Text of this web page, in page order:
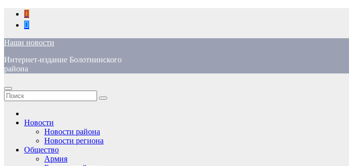
Перейти
содержимому
Наши новости
Интернет-издание Болотнинского
района
Новости
Новости района
Новости региона
Общество
Армия